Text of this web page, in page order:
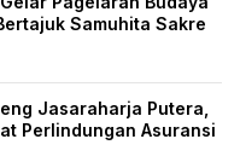
Samuhita Sakre
Jasaraharja Putera,
Perlindungan Asuransi